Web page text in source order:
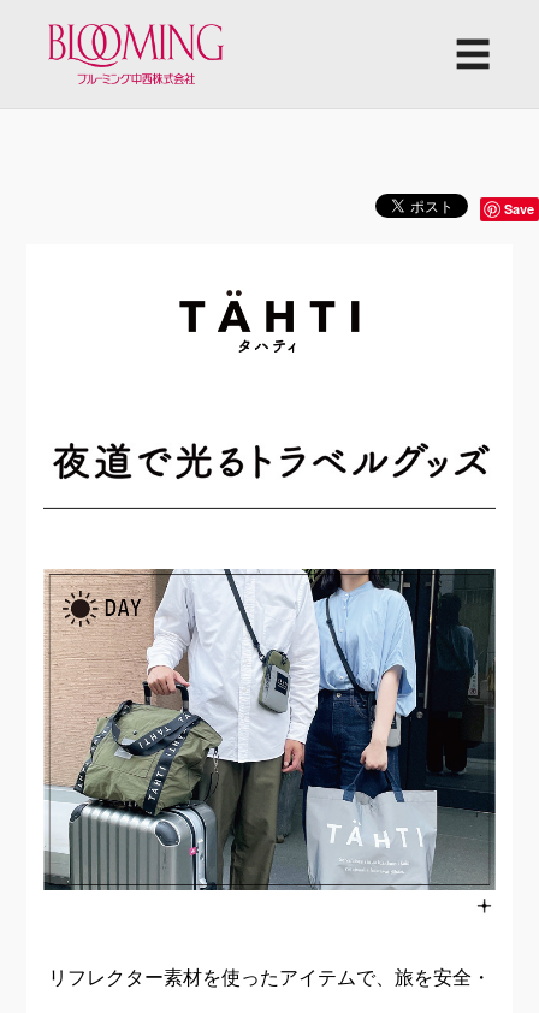
☰
トップ TÄHTI 光るエコバッグ
光るエコバッ
グ TÄHTI トラベルグッズ
Save
リフレクター素材を使ったアイテムで、旅を安全・